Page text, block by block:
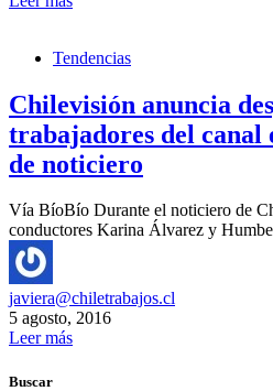
Tendencias
Chilevisión anuncia
trabajadores del canal
de noticiero
Vía BíoBío Durante el noticiero de
conductores Karina Álvarez y
javiera@chiletrabajos.cl
5 agosto, 2016
Leer más
Buscar